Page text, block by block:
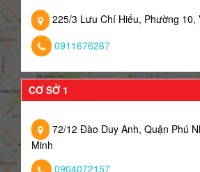
225/3 Lưu Chí Hiếu, Phường 10,
0911676267
CƠ SỞ 1
72/12 Đào Duy Anh, Quận Phú
Minh
0904072157